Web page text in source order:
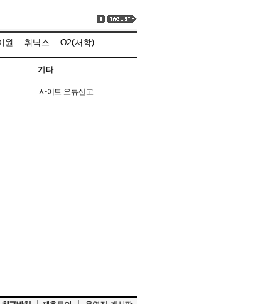
원 휘닉스 O2(서학)
기타
사이트 오류신고